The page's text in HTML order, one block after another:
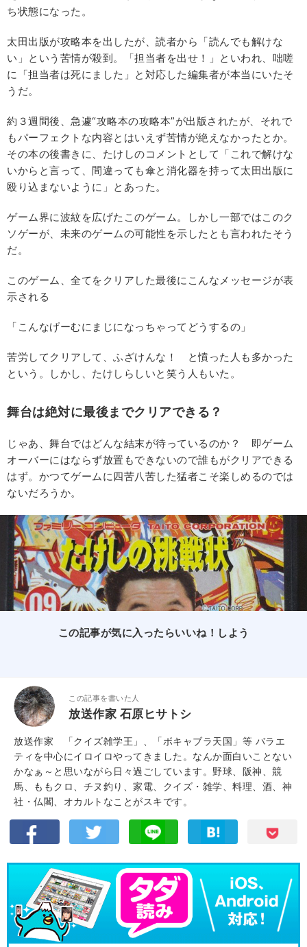
ち状態になった。
太田出版が攻略本を出したが、読者から「読んでも解けな
い」という苦情が殺到。「担当者を出せ！」といわれ、咄嗟
に「担当者は死にました」と対応した編集者が本当にいたそ
うだ。
約３週間後、急遽“攻略本の攻略本”が出版されたが、それで
もパーフェクトな内容とはいえず苦情が絶えなかったとか。
その本の後書きに、たけしのコメントとして「これで解けな
いからと言って、間違っても傘と消化器を持って太田出版に
殴り込まないように」とあった。
ゲーム界に波紋を広げたこのゲーム。しかし一部ではこのク
ソゲーが、未来のゲームの可能性を示したとも言われたそう
だ。
このゲーム、全てをクリアした最後にこんなメッセージが表
示される
「こんなげーむにまじになっちゃってどうするの」
苦労してクリアして、ふざけんな！ と憤った人も多かった
という。しかし、たけしらしいと笑う人もいた。
舞台は絶対に最後までクリアできる？
じゃあ、舞台ではどんな結末が待っているのか？ 即ゲーム
オーバーにはならず放置もできないので誰もがクリアできる
はず。かつてゲームに四苦八苦した猛者こそ楽しめるのでは
ないだろうか。
この記事が気に入ったらいいね！しよう
この記事を書いた人
放送作家 石原ヒサトシ
放送作家 「クイズ雑学王」、「ボキャブラ天国」等 バラエ
ティを中心にイロイロやってきました。なんか面白いことない
かなぁ～と思いながら日々過ごしています。野球、阪神、競
馬、ももクロ、チヌ釣り、家電、クイズ・雑学、料理、酒、神
社・仏閣、オカルトなことがスキです。